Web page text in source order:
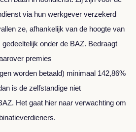
via hun werkgever verzekerd
ze, afhankelijk van de hoogte van
onder de BAZ. Bedraagt
premies
worden betaald) minimaal 142,86%
is de zelfstandige niet
Het gaat hier naar verwachting om